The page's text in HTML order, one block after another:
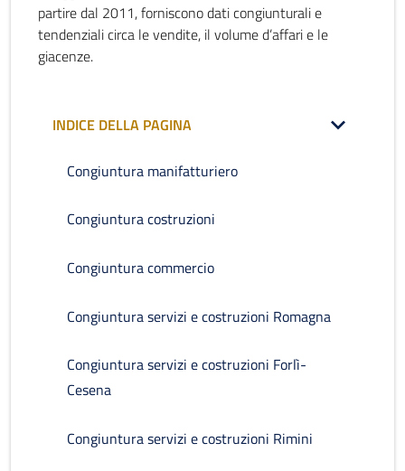
partire dal 2011, forniscono dati congiunturali e
tendenziali circa le vendite, il volume d’affari e le
giacenze.
INDICE DELLA PAGINA
Congiuntura manifatturiero
Congiuntura costruzioni
Congiuntura commercio
Congiuntura servizi e costruzioni Romagna
Congiuntura servizi e costruzioni Forlì-
Cesena
Congiuntura servizi e costruzioni Rimini